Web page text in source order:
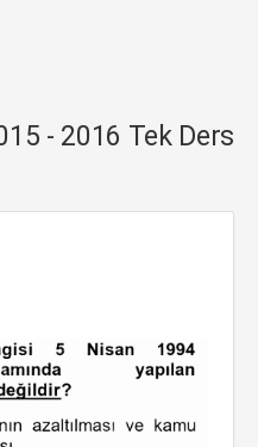
- 2016 Tek Ders